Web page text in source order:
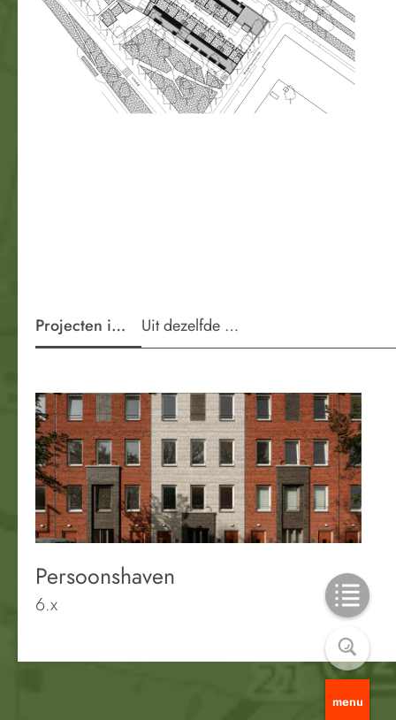
menu
Projecten in de wijkUit dezelfde periode
Persoonshaven
6.x